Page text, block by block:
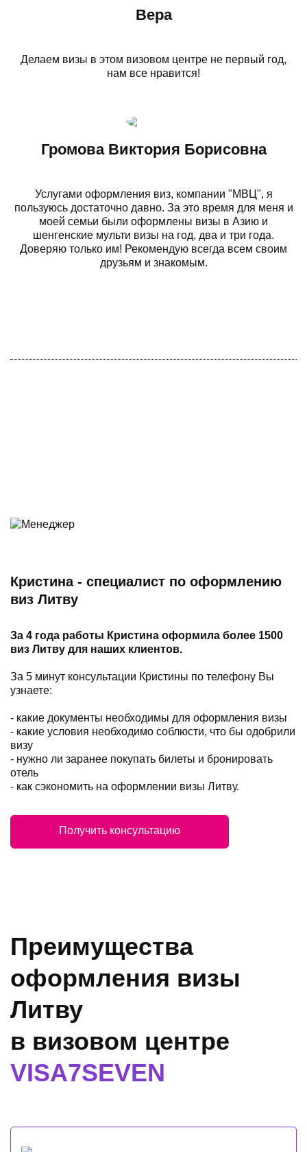
Вера
Делаем визы в этом визовом центре не первый год,
нам все нравится!
Громова Виктория Борисовна
Услугами оформления виз, компании "МВЦ", я
пользуюсь достаточно давно. За это время для меня и
моей семьи были оформлены визы в Азию и
шенгенские мульти визы на год, два и три года.
Доверяю только им! Рекомендую всегда всем своим
друзьям и знакомым.
Кристина - специалист по оформлению
виз Литву
За 4 года работы Кристина оформила более 1500
виз Литву для наших клиентов.
За 5 минут консультации Кристины по телефону Вы
узнаете:
- какие документы необходимы для оформления визы
- какие условия необходимо соблюсти, что бы одобрили
визу
- нужно ли заранее покупать билеты и бронировать
отель
- как сэкономить на оформлении визы Литву.
Получить консультацию
Преимущества
оформления визы
Литву
в визовом центре
VISA7SEVEN